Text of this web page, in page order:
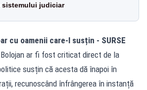
sistemului judiciar
cu oamenii care-l susțin - SURSE
ar fi fost criticat direct de la
susțin că acesta dă înapoi în
recunoscând înfrângerea în instanță